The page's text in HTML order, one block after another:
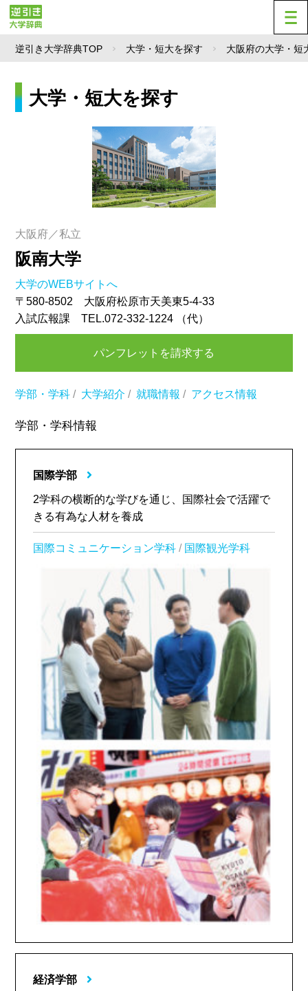
逆引き大学辞典TOP 大学・短大を探す 大阪府の大学・短
大学・短大を探す
大阪府／私立
阪南大学
大学のWEBサイトへ
〒580-8502 大阪府松原市天美東5-4-33
入試広報課 TEL.072-332-1224 （代）
パンフレットを請求する
学部・学科 / 大学紹介 / 就職情報 / アクセス情報
学部・学科情報
国際学部
2学科の横断的な学びを通じ、国際社会で活躍で
きる有為な人材を養成
国際コミュニケーション学科 / 国際観光学科
経済学部